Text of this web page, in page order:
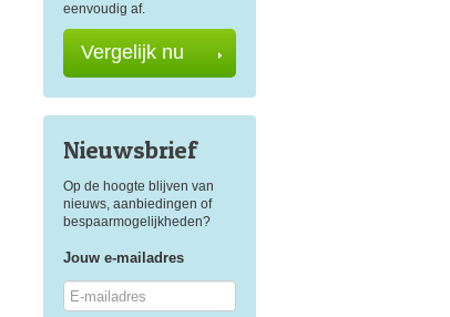
eenvoudig af.
Vergelijk nu
Nieuwsbrief
Op de hoogte blijven van
nieuws, aanbiedingen of
bespaarmogelijkheden?
Jouw e-mailadres